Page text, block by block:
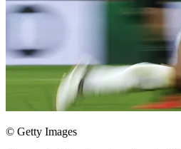
© Getty Images